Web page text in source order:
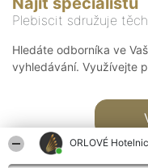
ORLOVÉ
Plebiscit sdružuje
Hledáte odborníka ve
vyhledávání. Využívejte